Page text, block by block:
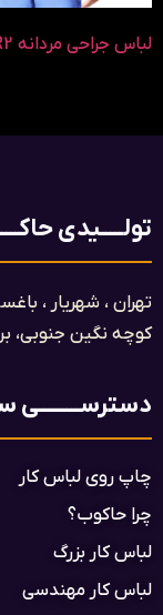
لباس جراحی مردانه D-R2
تولـــــیدی
تهران ، شهریار ،
کوچه نگین
دسترســـــــــی
چاپ روی لباس کار
چرا حاکوب؟
لباس کار بزرگ
لباس کار مهندسی